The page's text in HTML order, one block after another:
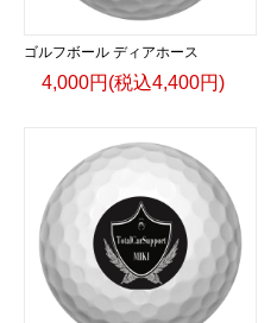
ゴルフボール ディアホース
4,000円(税込4,400円)